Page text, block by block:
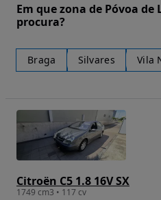
Em que zona de Póvoa de
procura?
Braga Silvares Vila
Citroën C5 1.8 16V SX
1749 cm3 • 117 cv